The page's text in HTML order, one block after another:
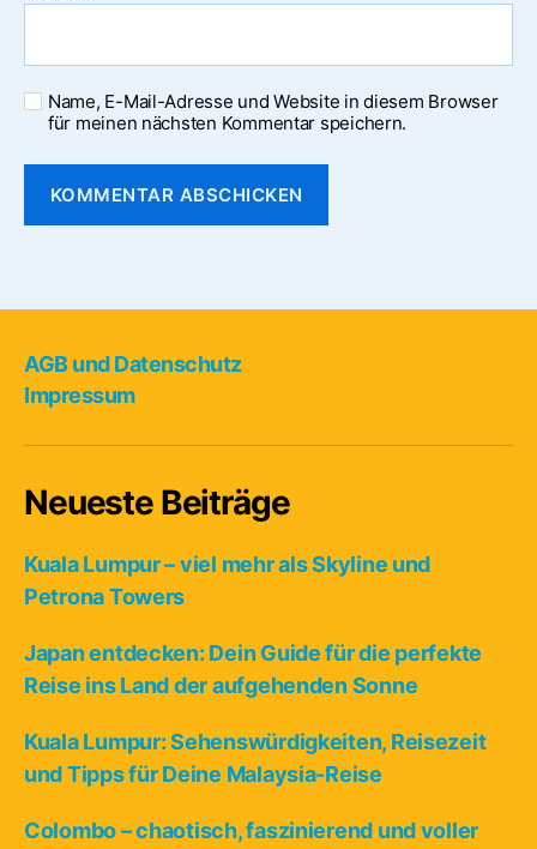
Name, E-Mail-Adresse und Website in diesem Browser
für meinen nächsten Kommentar speichern.
AGB und Datenschutz
Impressum
Neueste Beiträge
Kuala Lumpur – viel mehr als Skyline und
Petrona Towers
Japan entdecken: Dein Guide für die perfekte
Reise ins Land der aufgehenden Sonne
Kuala Lumpur: Sehenswürdigkeiten, Reisezeit
und Tipps für Deine Malaysia-Reise
Colombo – chaotisch, faszinierend und voller